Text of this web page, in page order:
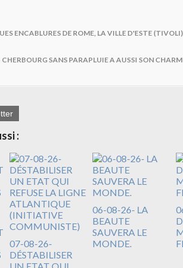
ENCABLURES DE ROME, LA VILLE D'ESTE
SANS PARAPLUIE A AUSSI SON
:
07-08-26-
DÉSTABILISER
06-08-26- LA
BEAUTE
SAUVERA LE
MONDE.